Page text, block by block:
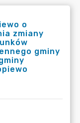
o
zmiany
gminy